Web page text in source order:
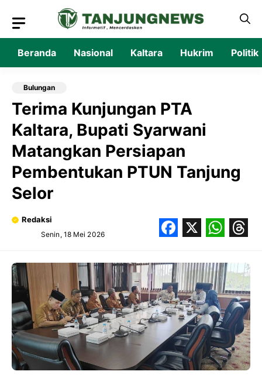
isi
Beranda Nasional Kaltara Hukrim Politik
Bulungan
Terima Kunjungan PTA
Kaltara, Bupati Syarwani
Matangkan Persiapan
Pembentukan PTUN Tanjung
Selor
Redaksi
Senin, 18 Mei 2026